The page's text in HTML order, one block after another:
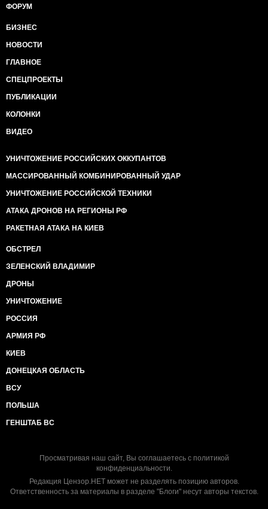
ФОРУМ
БИЗНЕС
НОВОСТИ
ГЛАВНОЕ
СПЕЦПРОЕКТЫ
ПУБЛИКАЦИИ
КОЛОНКИ
ВИДЕО
УНИЧТОЖЕНИЕ РОССИЙСКИХ ОККУПАНТОВ
МАССИРОВАННЫЙ КОМБИНИРОВАННЫЙ УДАР
УНИЧТОЖЕНИЕ РОССИЙСКОЙ ТЕХНИКИ
АТАКА ДРОНОВ НА РЕГИОНЫ РФ
РАКЕТНАЯ АТАКА НА КИЕВ
ОБСТРЕЛ
ЗЕЛЕНСКИЙ ВЛАДИМИР
ДРОНЫ
УНИЧТОЖЕНИЕ
РОССИЯ
АРМИЯ РФ
КИЕВ
ДОНЕЦКАЯ ОБЛАСТЬ
ВСУ
ПОЛЬША
ГЕНШТАБ ВС
Просматривая наш сайт, Вы соглашаетесь с политикой
конфиденциальности.
Редакция Цензор.НЕТ может не разделять позицию авторов.
Ответственность за материалы в разделе "Блоги" несут авторы текстов.